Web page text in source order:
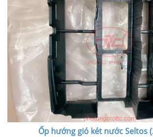
Ốp hướng gió két nước Seltos